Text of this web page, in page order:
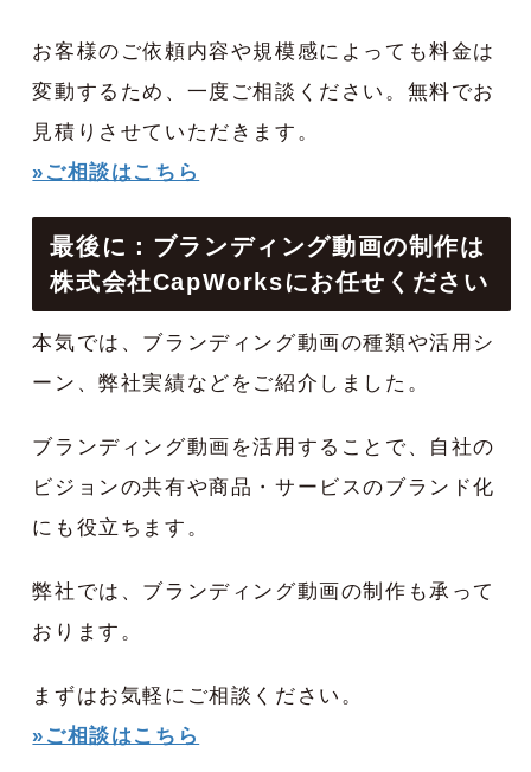
お客様のご依頼内容や規模感によっても料金は
変動するため、一度ご相談ください。無料でお
見積りさせていただきます。
»ご相談はこちら
最後に：ブランディング動画の制作は
株式会社CapWorksにお任せください
本気では、ブランディング動画の種類や活用シ
ーン、弊社実績などをご紹介しました。
ブランディング動画を活用することで、自社の
ビジョンの共有や商品・サービスのブランド化
にも役立ちます。
弊社では、ブランディング動画の制作も承って
おります。
まずはお気軽にご相談ください。
»ご相談はこちら